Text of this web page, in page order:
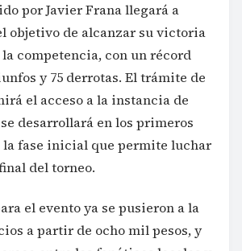
por Javier Frana llegará a
objetivo de alcanzar su victoria
la competencia, con un récord
y 75 derrotas. El trámite de
el acceso a la instancia de
desarrollará en los primeros
la fase inicial que permite luchar
del torneo.
el evento ya se pusieron a la
a partir de ocho mil pesos, y